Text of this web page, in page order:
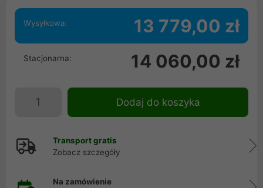
Wysyłkowa: 13 779,00 zł
Stacjonarna: 14 060,00 zł
Dodaj do koszyka
Transport gratis
Zobacz szczegóły
Na zamówienie